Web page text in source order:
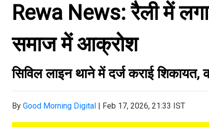
Rewa News: रैली में
समाज में आक्रोश
सिविल लाइन थाने में दर्ज कराई शिकायत,
By Good Morning Digital | Feb 17, 2026, 21:33 IST